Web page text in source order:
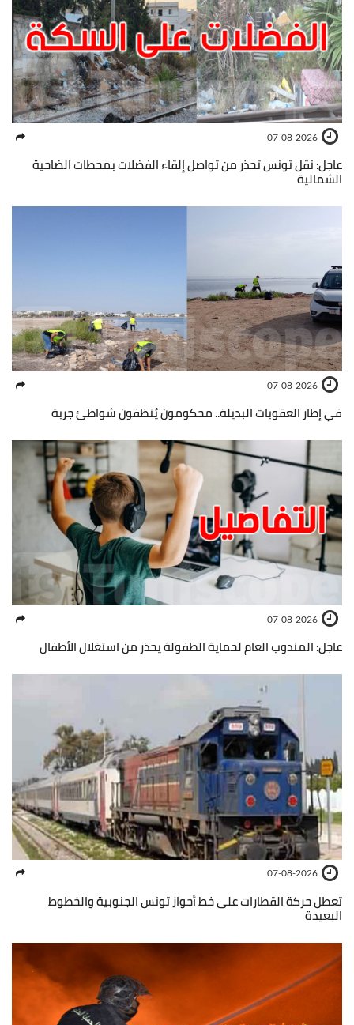
07-08-2026
عاجل: نقل تونس تحذر من تواصل إلقاء الفضلات بمحطات الضاحية
الشمالية
07-08-2026
في إطار العقوبات البديلة.. محكومون يُنظفون شواطئ جربة
07-08-2026
عاجل: المندوب العام لحماية الطفولة يحذر من استغلال الأطفال
07-08-2026
تعطل حركة القطارات على خط أحواز تونس الجنوبية والخطوط
البعيدة